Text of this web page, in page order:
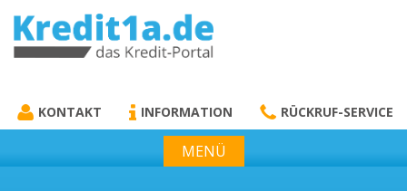
KREDIT1A.DE
KONTAKT INFORMATION RÜCKRUF-SERVICE
MENÜ